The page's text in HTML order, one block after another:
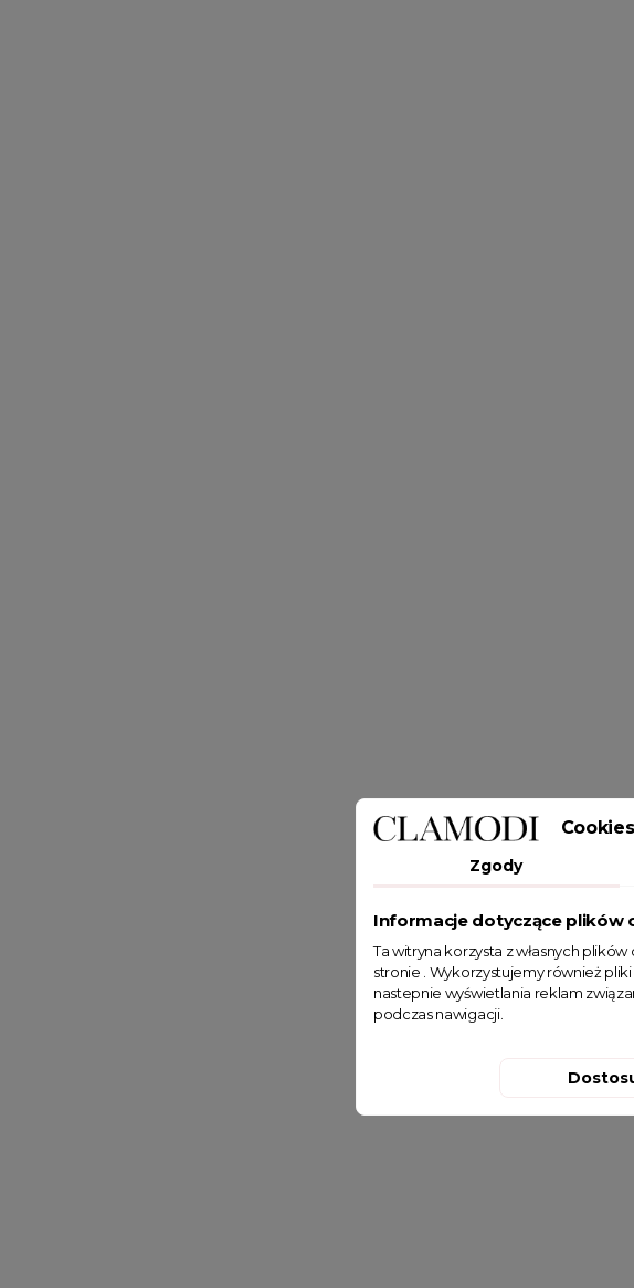
Cookies
Zgody
Informacje dotyczące plików
Ta witryna korzysta z własnych
stronie . Wykorzystujemy również
nastepnie wyświetlania reklam
podczas nawigacji.